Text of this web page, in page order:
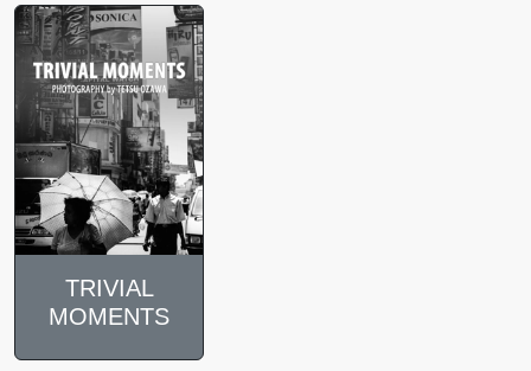
TRIVIAL
MOMENTS